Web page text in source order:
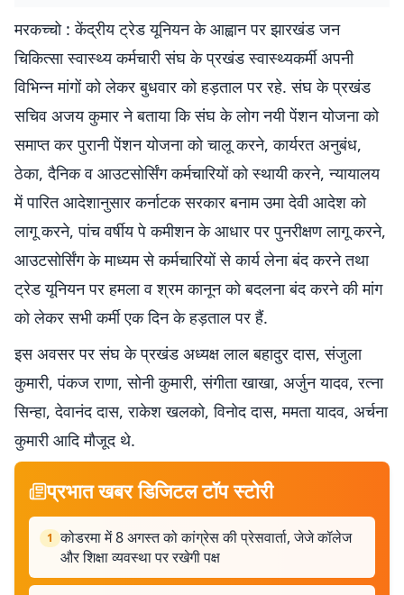
मरकच्चो : केंद्रीय ट्रेड यूनियन के आह्वान पर झारखंड जन
चिकित्सा स्वास्थ्य कर्मचारी संघ के प्रखंड स्वास्थ्यकर्मी अपनी
विभिन्न मांगों को लेकर बुधवार को हड़ताल पर रहे. संघ के प्रखंड
सचिव अजय कुमार ने बताया कि संघ के लोग नयी पेंशन योजना को
समाप्त कर पुरानी पेंशन योजना को चालू करने, कार्यरत अनुबंध,
ठेका, दैनिक व आउटसोर्सिंग कर्मचारियों को स्थायी करने, न्यायालय
में पारित आदेशानुसार कर्नाटक सरकार बनाम उमा देवी आदेश को
लागू करने, पांच वर्षीय पे कमीशन के आधार पर पुनरीक्षण लागू करने,
आउटसोर्सिंग के माध्यम से कर्मचारियों से कार्य लेना बंद करने तथा
ट्रेड यूनियन पर हमला व श्रम कानून को बदलना बंद करने की मांग
को लेकर सभी कर्मी एक दिन के हड़ताल पर हैं.
इस अवसर पर संघ के प्रखंड अध्यक्ष लाल बहादुर दास, संजुला
कुमारी, पंकज राणा, सोनी कुमारी, संगीता खाखा, अर्जुन यादव, रत्ना
सिन्हा, देवानंद दास, राकेश खलको, विनोद दास, ममता यादव, अर्चना
कुमारी आदि मौजूद थे.
प्रभात खबर डिजिटल टॉप स्टोरी
1 कोडरमा में 8 अगस्त को कांग्रेस की प्रेसवार्ता, जेजे कॉलेज
और शिक्षा व्यवस्था पर रखेगी पक्ष